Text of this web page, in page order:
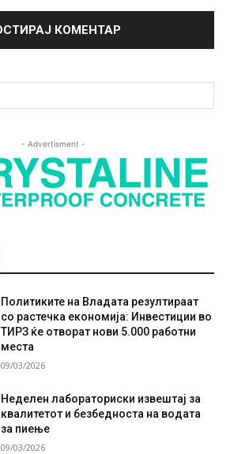
- Advertisment -
Политиките на Владата резултираат
со растечка економија: Инвестиции во
ТИРЗ ќе отворат нови 5.000 работни
места
09/03/2026
Неделен лабораториски извештај за
квалитетот и безбедноста на водата
за пиење
09/03/2026